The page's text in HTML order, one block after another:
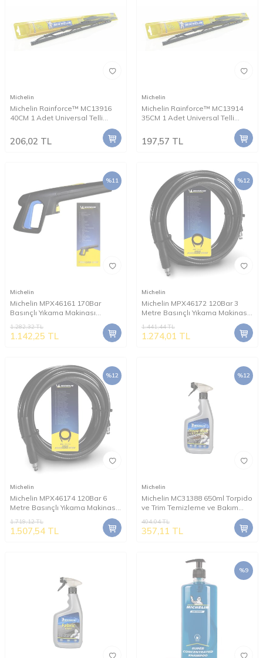
Michelin
Michelin Rainforce™ MC13916
40CM 1 Adet Universal Telli
206,02 TL
Michelin
Michelin Rainforce™ MC13914
35CM 1 Adet Universal Telli
197,57 TL
%11
Michelin
Michelin MPX46161 170Bar
Basınçlı Yıkama Makinası
1.282,32TL
1.142,25 TL
%12
Michelin
Michelin MPX46172 120Bar 3
Metre Basınçlı Yıkama Makinası
1.441,44TL
1.274,01 TL
%12
Michelin
Michelin MPX46174 120Bar 6
Metre Basınçlı Yıkama Makinası
1.719,12TL
1.507,54 TL
%12
Michelin
Michelin MC31388 650ml Torpido
ve Trim Temizleme ve Bakım
404,04TL
357,11 TL
%9